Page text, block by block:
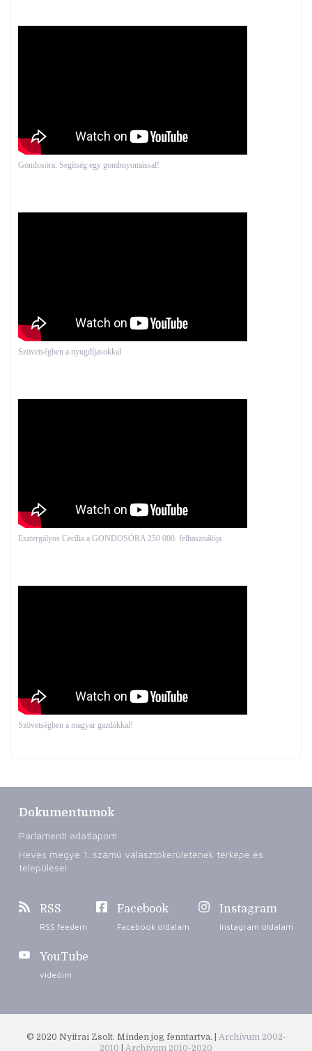
Gondosóra: Segítség egy gombnyomással!
Szövetségben a nyugdíjasokkal
Esztergályos Cecília a GONDOSÓRA 250 000. felhasználója
Szövetségben a magyar gazdákkal!
Dokumentumok
Parlamenti adatlapom
Heves megye 1. számú választókerületének térképe és
települései
RSS
RSS feedem
Facebook
Facebook oldalam
Instagram
Instagram oldalam
YouTube
videóim
© 2020 Nyitrai Zsolt. Minden jog fenntartva. |
Archívum 2002-
2010
Archívum 2010-2020